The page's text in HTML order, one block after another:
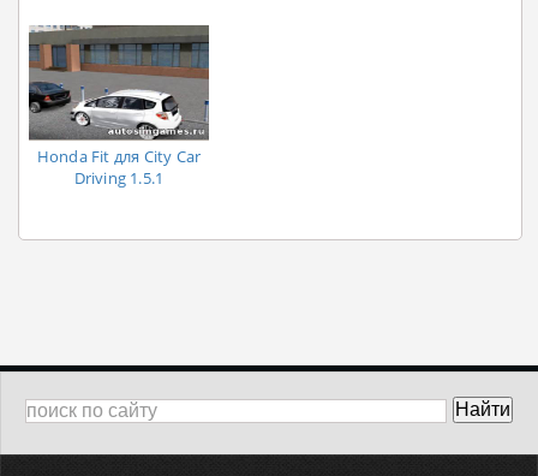
Honda Fit для City Car
Driving 1.5.1